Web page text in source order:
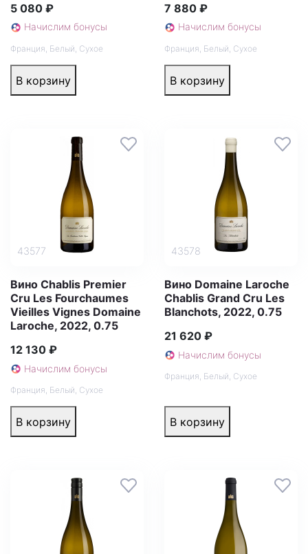
5 080 ₽
Начислим бонусы
Франция, Белый, Сухое
В корзину
7 880 ₽
Начислим бонусы
Франция, Белый, Сухое
В корзину
43577
Вино Chablis Premier
Cru Les Fourchaumes
Vieilles Vignes Domaine
Laroche, 2022, 0.75
12 130 ₽
Начислим бонусы
Франция, Белый, Сухое
В корзину
43578
Вино Domaine Laroche
Chablis Grand Cru Les
Blanchots, 2022, 0.75
21 620 ₽
Начислим бонусы
Франция, Белый, Сухое
В корзину